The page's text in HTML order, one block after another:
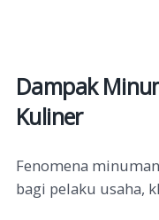
Dampak
Kuliner
Fenomena
bagi pelaku usaha,